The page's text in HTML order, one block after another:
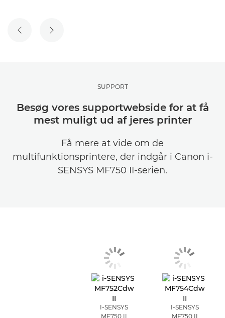
FORRIGE SLIDENÆSTE SLIDE
SUPPORT
Besøg vores supportwebside for at få
mest muligt ud af jeres printer
Få mere at vide om de
multifunktionsprintere, der indgår i Canon i-
SENSYS MF750 II-serien.
I-SENSYS
MF750 II
I-SENSYS
MF750 II